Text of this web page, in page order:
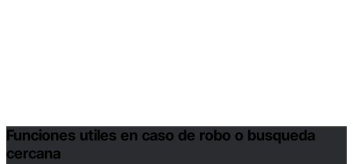
Funciones utiles en caso de robo o busqueda
cercana